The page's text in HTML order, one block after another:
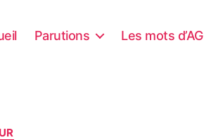
Parutions Les mots d’AG